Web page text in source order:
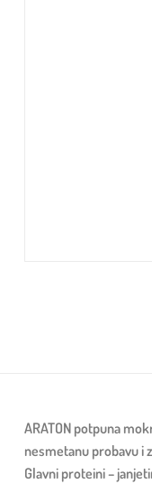
ARATON potpuna
nesmetanu probavu i
Glavni proteini –